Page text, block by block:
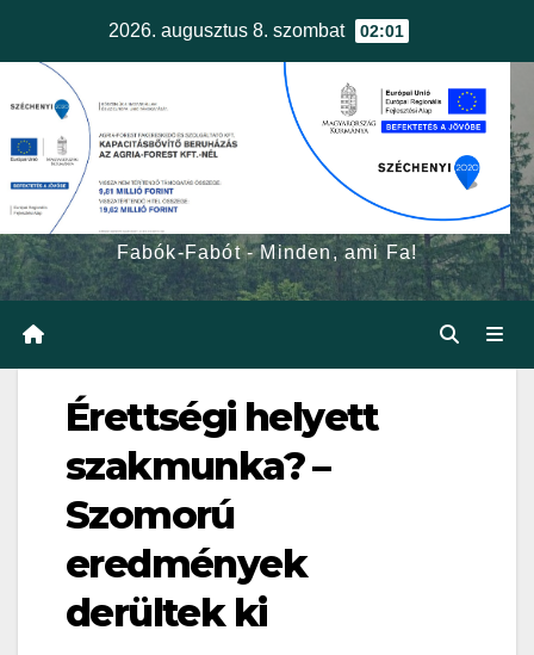
2026. augusztus 8. szombat 02:01
egerfa.hu
Fabók-Fabót - Minden, ami Fa!
Érettségi helyett
szakmunka? –
Szomorú
eredmények
derültek ki